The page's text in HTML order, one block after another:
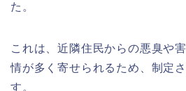
た。
これは、近隣住民からの悪臭や
情が多く寄せられるため、制定
す。